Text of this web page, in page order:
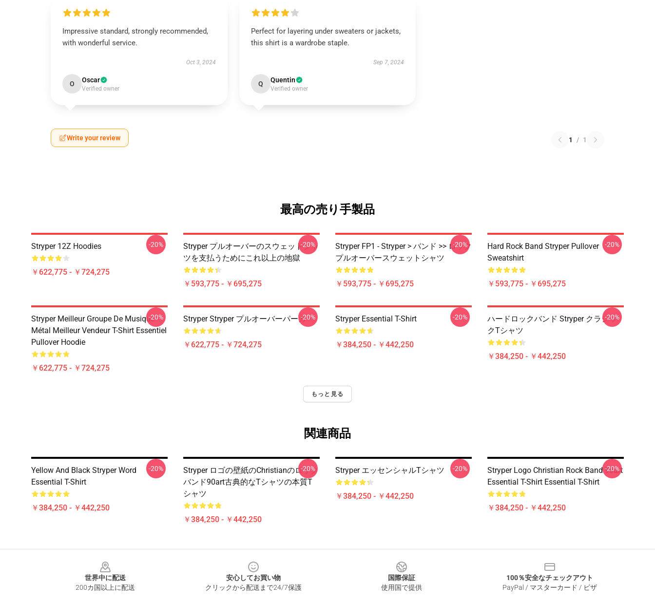
Impressive standard, strongly recommended,
with wonderful service.
Oct 3, 2024
O Oscar
Verified owner
Perfect for layering under sweaters or jackets,
this shirt is a wardrobe staple.
Sep 7, 2024
Q Quentin
Verified owner
Write your review 1 / 1
最高の売り手製品
Stryper 12Z Hoodies
￥622,775 - ￥724,275
-20%
Stryper プルオーバーのスウェットシャ
ツを支払うためにこれ以上の地獄
￥593,775 - ￥695,275
-20%
Stryper FP1 - Stryper > バンド >> ロック
プルオーバースウェットシャツ
￥593,775 - ￥695,275
-20%
Hard Rock Band Stryper Pullover
Sweatshirt
￥593,775 - ￥695,275
-20%
Stryper Meilleur Groupe De Musique
Métal Meilleur Vendeur T-Shirt Essentiel
Pullover Hoodie
￥622,775 - ￥724,275
-20% Stryper Stryper プルオーバーパーカー
￥622,775 - ￥724,275
-20% Stryper Essential T-Shirt
￥384,250 - ￥442,250
-20%
ハードロックバンド Stryper クラシッ
クTシャツ
￥384,250 - ￥442,250
-20%
もっと見る
関連商品
Yellow And Black Stryper Word
Essential T-Shirt
￥384,250 - ￥442,250
-20%
Stryper ロゴの壁紙のchristianのロック
バンド90art古典的なTシャツの本質T
シャツ
￥384,250 - ￥442,250
-20% Stryper エッセンシャルTシャツ
￥384,250 - ￥442,250
-20%
Stryper Logo Christian Rock Band 90art
Essential T-Shirt Essential T-Shirt
￥384,250 - ￥442,250
-20%
世界中に配送
200カ国以上に配送
安心してお買い物
クリックから配送まで24/7保護
国際保証
使用国で提供
100％安全なチェックアウト
PayPal / マスターカード / ビザ